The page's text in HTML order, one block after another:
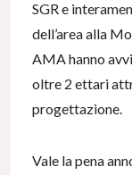
SGR e
dell’area alla
AMA hanno
oltre 2 ettari
progettazione.
Vale la pena